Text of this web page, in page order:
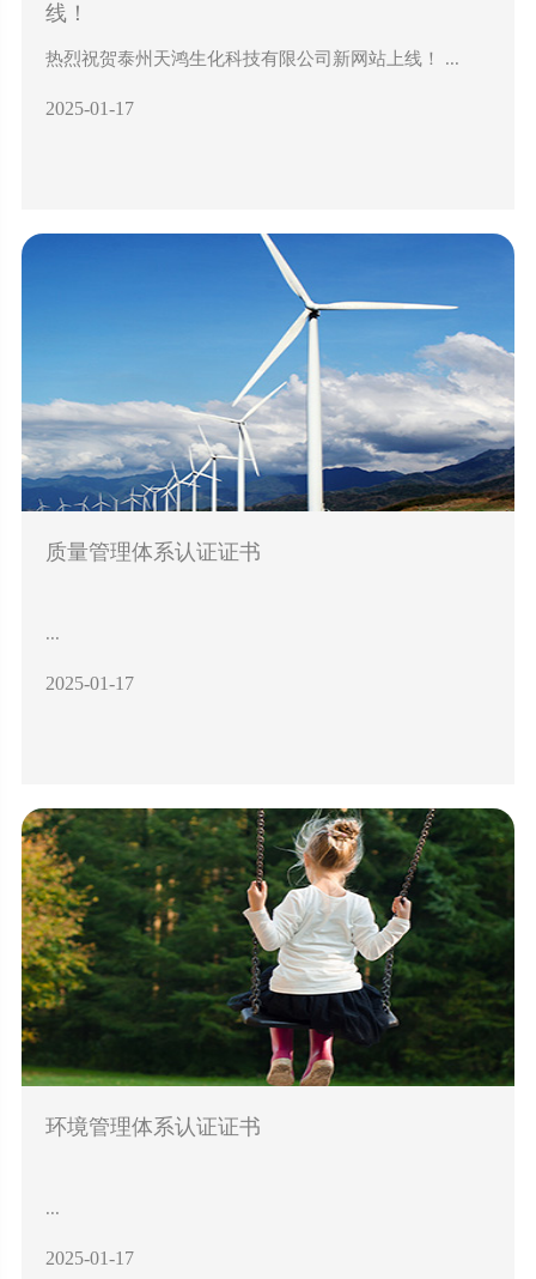
线！
热烈祝贺泰州天鸿生化科技有限公司新网站上线！ ...
2025-01-17
质量管理体系认证证书
...
2025-01-17
环境管理体系认证证书
...
2025-01-17